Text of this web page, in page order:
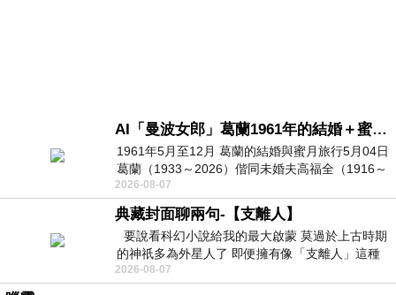
AI「曼波女郎」葛蘭1961年的結婚＋蜜月旅行 #戀上老電影 #葛蘭 #粟子
1961年5月至12月 葛蘭的結婚與蜜月旅行5月04日
葛蘭（1933～2026）偕同未婚夫高福全（1916～
2004）乘郵輪赴倫敦6月15日於英國倫敦St.S
2026-08-07
典藏封面聊兩句-【支離人】
要說看科幻小說給我的最大啟蒙 莫過於上古時期
的神祇多為外星人了 即便擁有像「支離人」這種
驚世駭俗的神通法門 也未必讀
2026-08-07